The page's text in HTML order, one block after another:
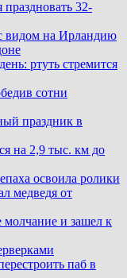
32-
видом на Ирландию
ртуть стремится
сотни
праздник в
на 2,9 тыс. км до
освоила ролики
медведя от
молчание и зашел к
паб в